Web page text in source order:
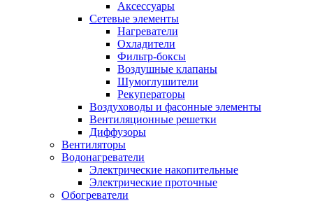
Аксессуары
Сетевые элементы
Нагреватели
Охладители
Фильтр-боксы
Воздушные клапаны
Шумоглушители
Рекуператоры
Воздуховоды и фасонные элементы
Вентиляционные решетки
Диффузоры
Вентиляторы
Водонагреватели
Электрические накопительные
Электрические проточные
Обогреватели